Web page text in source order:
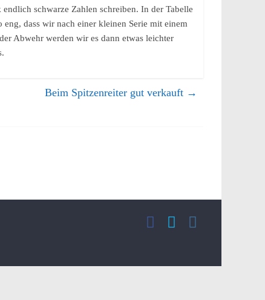
schwarze Zahlen schreiben. In der Tabelle
dass wir nach einer kleinen Serie mit einem
Abwehr werden wir es dann etwas leichter
Beim Spitzenreiter gut verkauft →